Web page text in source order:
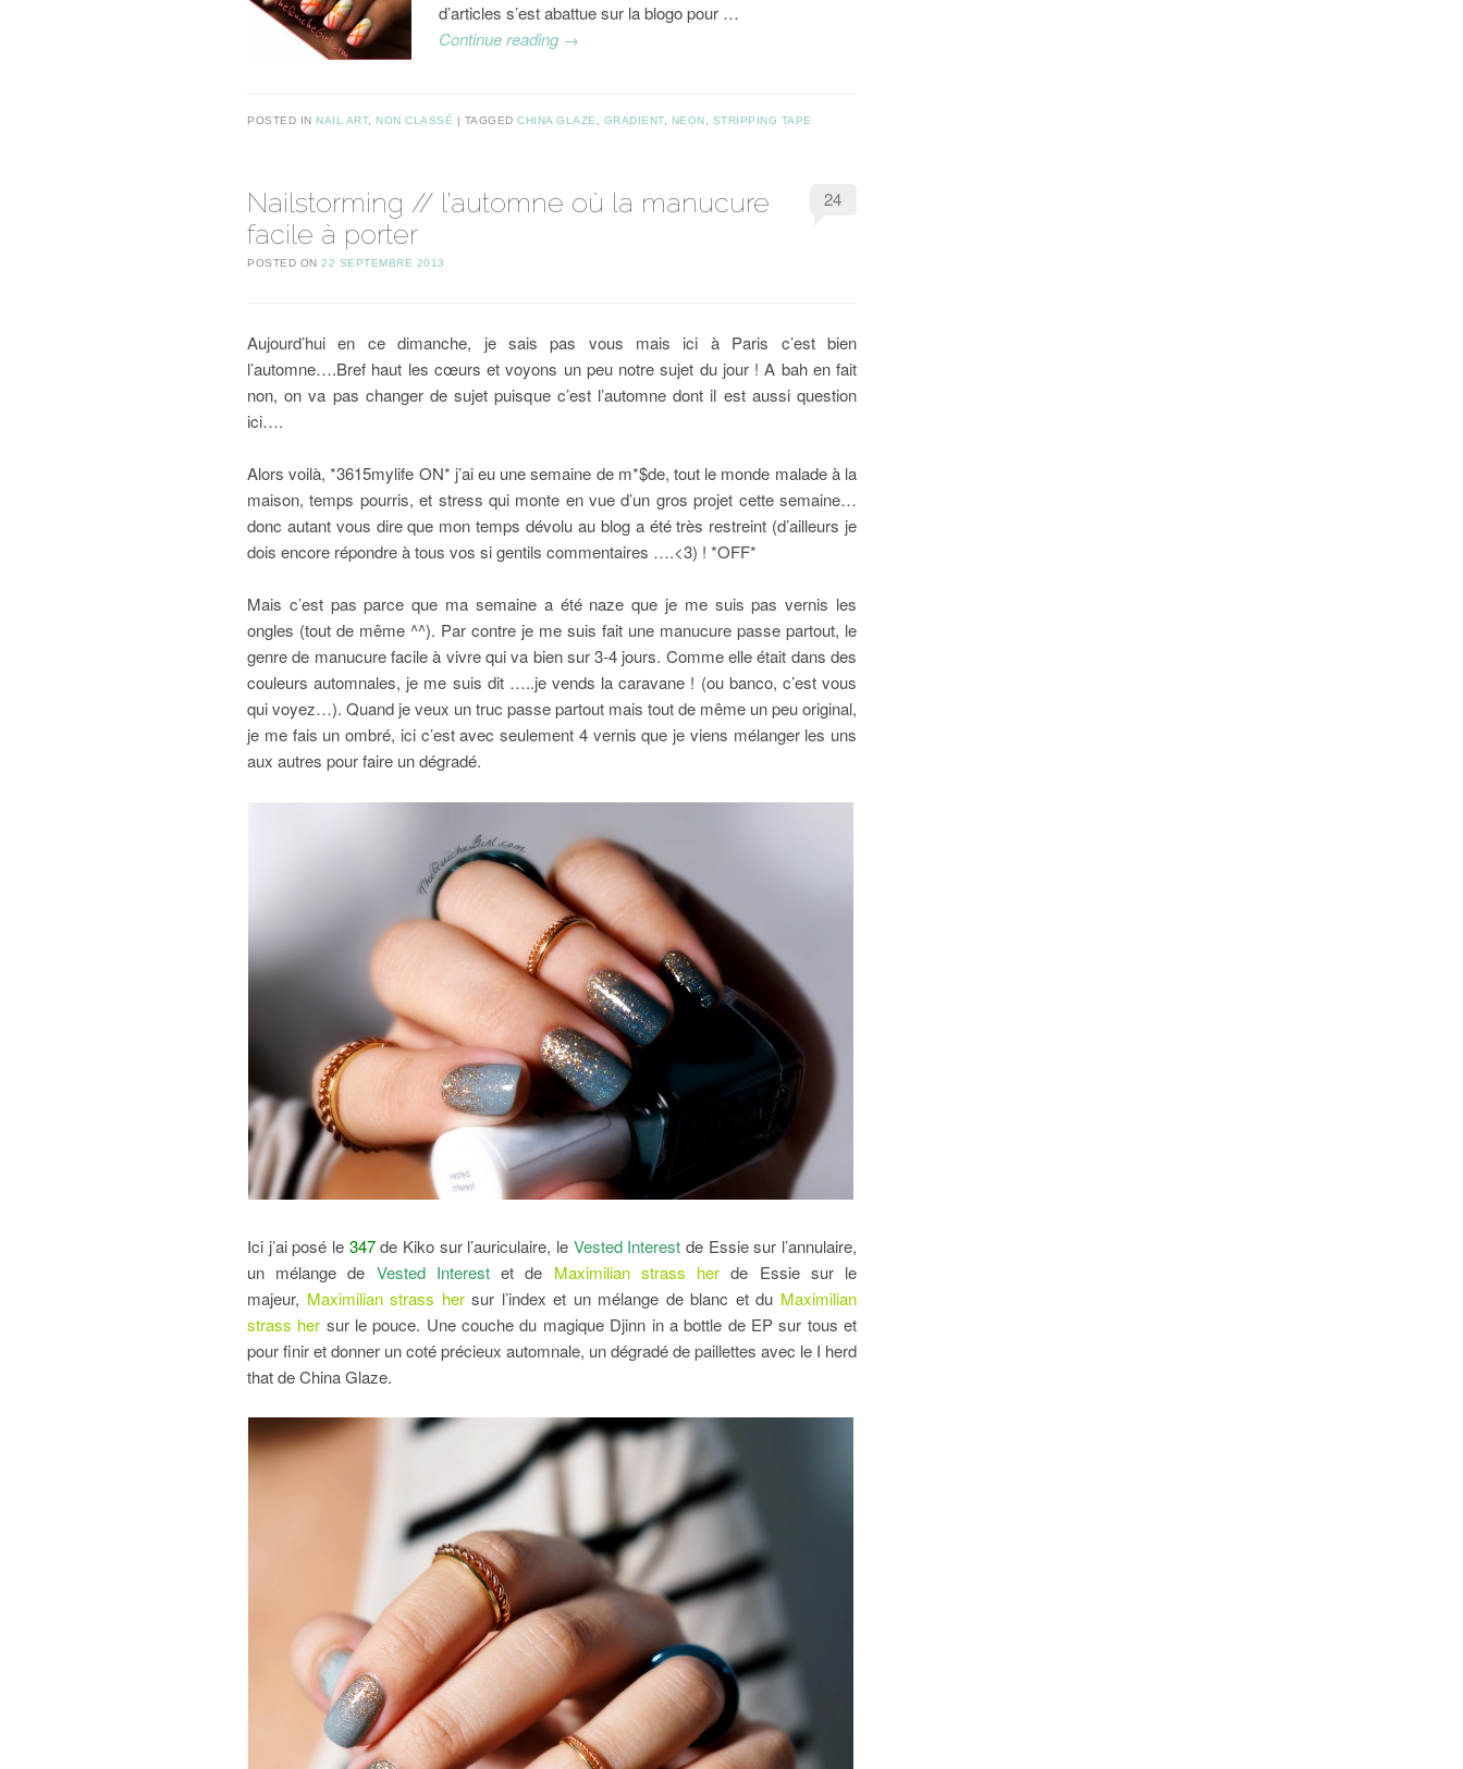
d’articles s’est abattue sur la blogo pour …
Continue reading →
POSTED IN NAIL ART, NON CLASSÉ TAGGED CHINA GLAZE , GRADIENT, NEON, STRIPPING TAPE
Nailstorming // l’automne où la manucure
facile à porter
POSTED ON 22 SEPTEMBRE 2013
24
Aujourd’hui en ce dimanche, je sais pas vous mais ici à Paris c’est bien
l’automne….Bref haut les cœurs et voyons un peu notre sujet du jour ! A bah en fait
non, on va pas changer de sujet puisque c’est l’automne dont il est aussi question
ici….
Alors voilà, *3615mylife ON* j’ai eu une semaine de m*$de, tout le monde malade à la
maison, temps pourris, et stress qui monte en vue d’un gros projet cette semaine…
donc autant vous dire que mon temps dévolu au blog a été très restreint (d’ailleurs je
dois encore répondre à tous vos si gentils commentaires ….<3) ! *OFF*
Mais c’est pas parce que ma semaine a été naze que je me suis pas vernis les
ongles (tout de même ^^). Par contre je me suis fait une manucure passe partout, le
genre de manucure facile à vivre qui va bien sur 3-4 jours. Comme elle était dans des
couleurs automnales, je me suis dit …..je vends la caravane ! (ou banco, c’est vous
qui voyez…). Quand je veux un truc passe partout mais tout de même un peu original,
je me fais un ombré, ici c’est avec seulement 4 vernis que je viens mélanger les uns
aux autres pour faire un dégradé.
Ici j’ai posé le 347de Kiko sur l’auriculaire, le Vested Interest de Essie sur l’annulaire,
un mélange de Vested Interestet de Maximilian strass her de Essie sur le
majeur, Maximilian strass hersur l’index et un mélange de blanc et du Maximilian
strass her sur le pouce. Une couche du magique Djinn in a bottle de EP sur tous et
pour finir et donner un coté précieux automnale, un dégradé de paillettes avec le I herd
that de China Glaze.